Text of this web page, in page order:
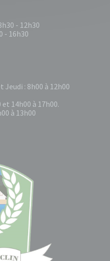
- 12h30
- 16h30
Jeudi : 8h00 à 12h00
14h00 à 17h00.
à 13h00